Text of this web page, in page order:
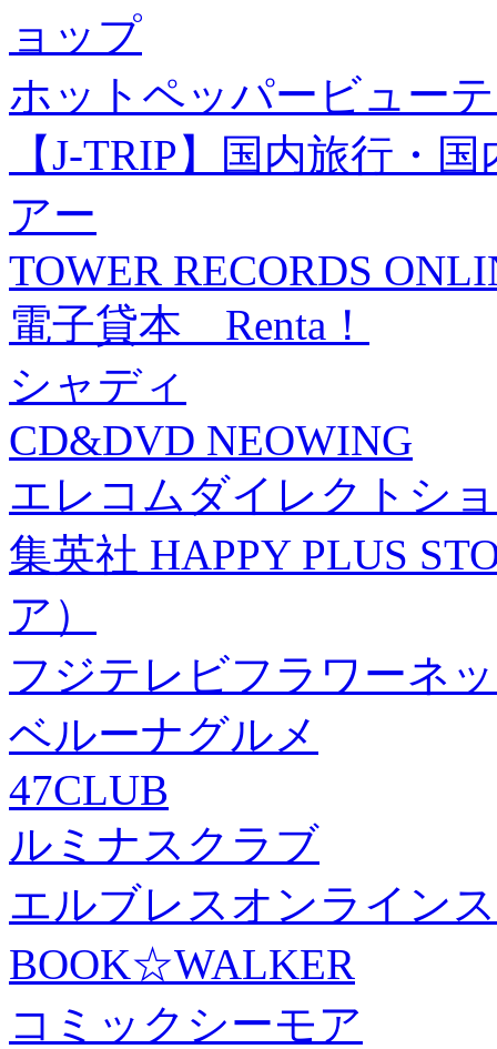
ョップ
ホットペッパービュー
【J-TRIP】国内旅行・
アー
TOWER RECORDS
電子貸本 Renta！
シャディ
CD&DVD NEOWING
エレコムダイレクトシ
集英社 HAPPY PLUS
ア）
フジテレビフラワーネ
ベルーナグルメ
47CLUB
ルミナスクラブ
エルブレスオンライン
BOOK☆WALKER
コミックシーモア